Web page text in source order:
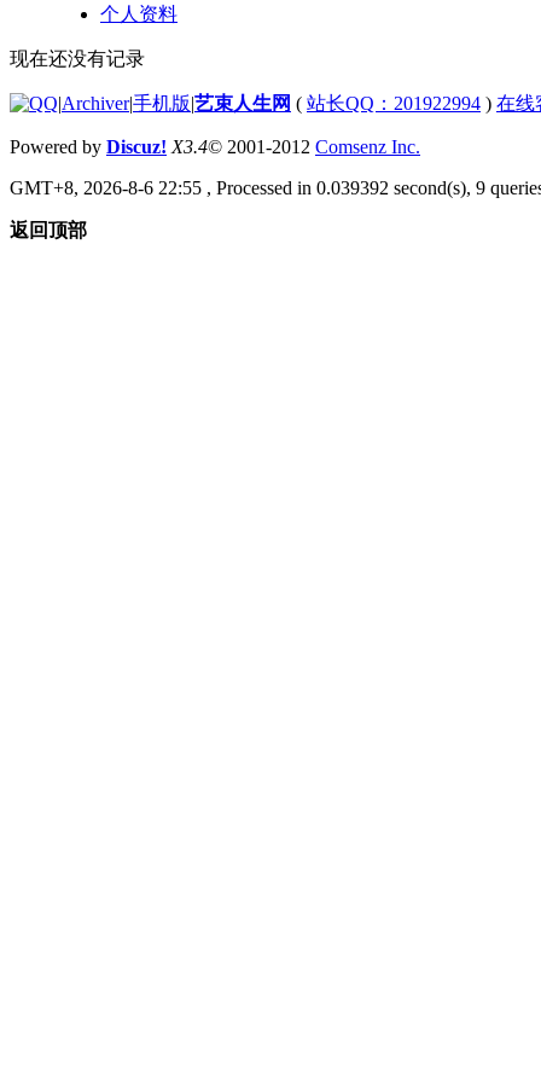
个人资料
现在还没有记录
|Archiver|手机版|艺束人生网 ( 站长QQ：201922994 ) 在线
Powered by Discuz! X3.4© 2001-2012 Comsenz Inc.
GMT+8, 2026-8-6 22:55 , Processed in 0.039392 second(s), 9
返回顶部